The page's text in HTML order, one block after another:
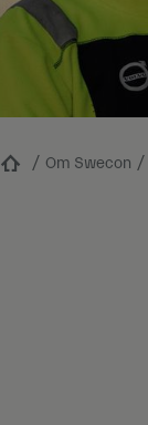
Om Swecon